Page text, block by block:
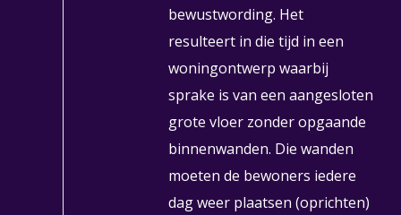
bewustwording. Het
resulteert in die tijd in een
woningontwerp waarbij
sprake is van een aangesloten
grote vloer zonder opgaande
binnenwanden. Die wanden
moeten de bewoners iedere
dag weer plaatsen (oprichten)